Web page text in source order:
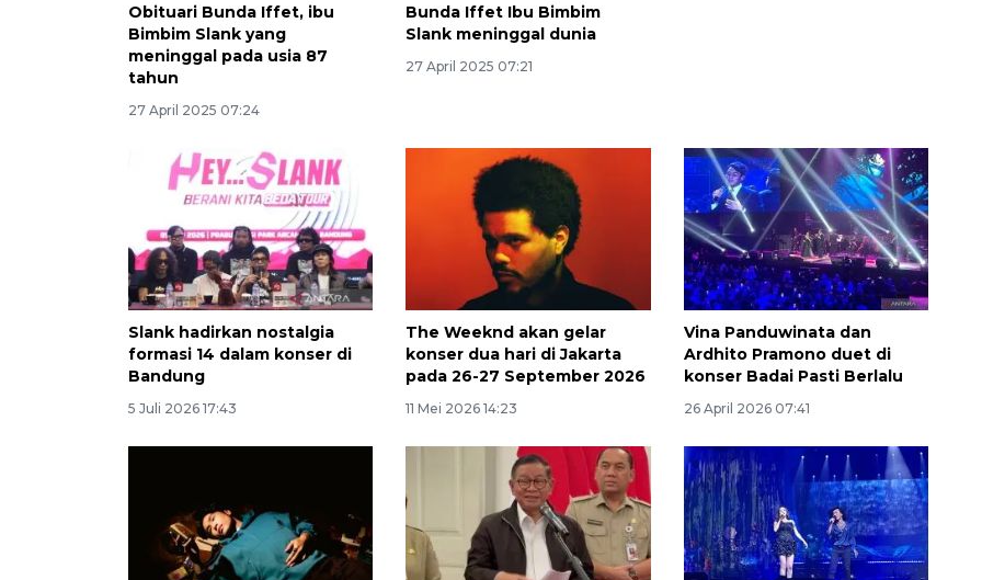
Obituari Bunda Iffet, ibu
Bimbim Slank yang
meninggal pada usia 87
tahun
27 April 2025 07:24
Bunda Iffet Ibu Bimbim
Slank meninggal dunia
27 April 2025 07:21
Slank hadirkan nostalgia
formasi 14 dalam konser di
Bandung
5 Juli 2026 17:43
The Weeknd akan gelar
konser dua hari di Jakarta
pada 26-27 September 2026
11 Mei 2026 14:23
Vina Panduwinata dan
Ardhito Pramono duet di
konser Badai Pasti Berlalu
26 April 2026 07:41
132 ribu keluarga graduasi dari
kemiskinan
2026-08-07 06:45:00